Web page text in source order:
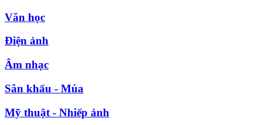
Văn học
Điện ảnh
Âm nhạc
Sân khấu - Múa
Mỹ thuật - Nhiếp ảnh